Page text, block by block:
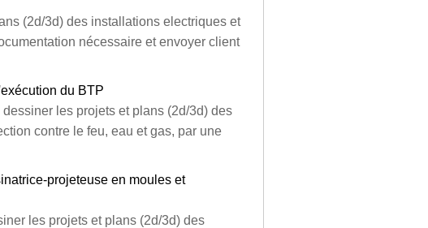
(2d/3d) des installations electriques et
nécessaire et envoyer client
du BTP
les projets et plans (2d/3d) des
contre le feu, eau et gas, par une
projeteuse en moules et
les projets et plans (2d/3d) des